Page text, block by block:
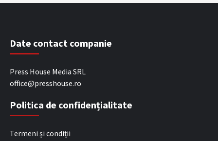
Date contact companie
Press House Media SRL
office@presshouse.ro
Politica de confidențialitate
Termeni și condiții